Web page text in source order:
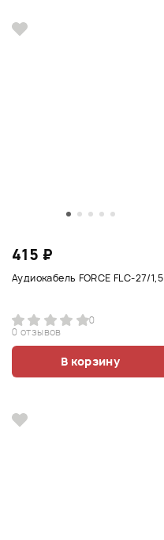
415 ₽
Аудиокабель FORCE FLC-27/1,5
0
0 отзывов
В корзину